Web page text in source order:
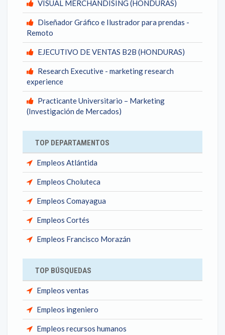
VISUAL MERCHANDISING (HONDURAS)
Diseñador Gráfico e Ilustrador para prendas -
Remoto
EJECUTIVO DE VENTAS B2B (HONDURAS)
Research Executive - marketing research
experience
Practicante Universitario – Marketing
(Investigación de Mercados)
TOP DEPARTAMENTOS
Empleos Atlántida
Empleos Choluteca
Empleos Comayagua
Empleos Cortés
Empleos Francisco Morazán
TOP BÚSQUEDAS
Empleos ventas
Empleos ingeniero
Empleos recursos humanos